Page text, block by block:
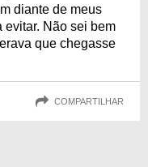
diante de meus
evitar. Não sei bem
que chegasse
COMPARTILHAR